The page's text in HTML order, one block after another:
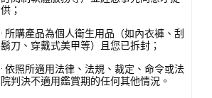
供；
· 所購產品為個人衛生用品（如內衣褲、刮
鬍刀、穿戴式美甲等）且您已拆封；
· 依照所適用法律、法規、裁定、命令或法
院判決不適用鑑賞期的任何其他情況。